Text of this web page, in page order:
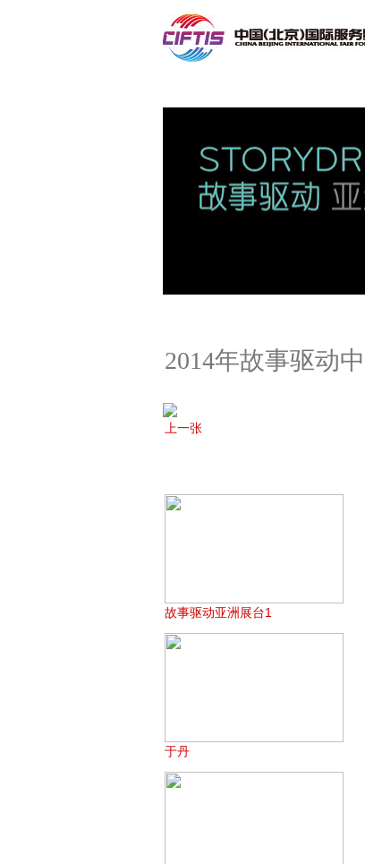
2014年故事驱动
上一张
故事驱动亚洲展台1
于丹